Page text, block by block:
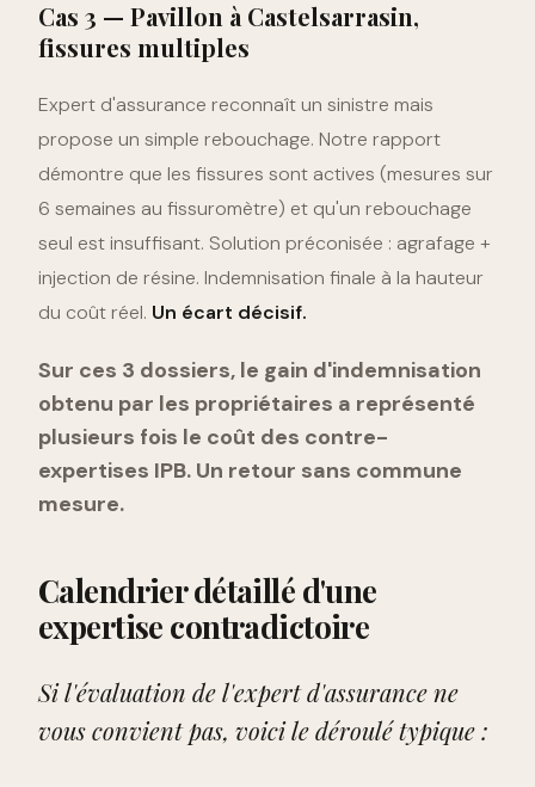
Cas 3 — Pavillon à Castelsarrasin,
fissures multiples
Expert d'assurance reconnaît un sinistre mais
propose un simple rebouchage. Notre rapport
démontre que les fissures sont actives (mesures sur
6 semaines au fissuromètre) et qu'un rebouchage
seul est insuffisant. Solution préconisée : agrafage +
injection de résine. Indemnisation finale à la hauteur
du coût réel. Un écart décisif.
Sur ces 3 dossiers, le gain d'indemnisation
obtenu par les propriétaires a représenté
plusieurs fois le coût des contre-
expertises IPB. Un retour sans commune
mesure.
Calendrier détaillé d'une
expertise contradictoire
Si l'évaluation de l'expert d'assurance ne
vous convient pas, voici le déroulé typique :